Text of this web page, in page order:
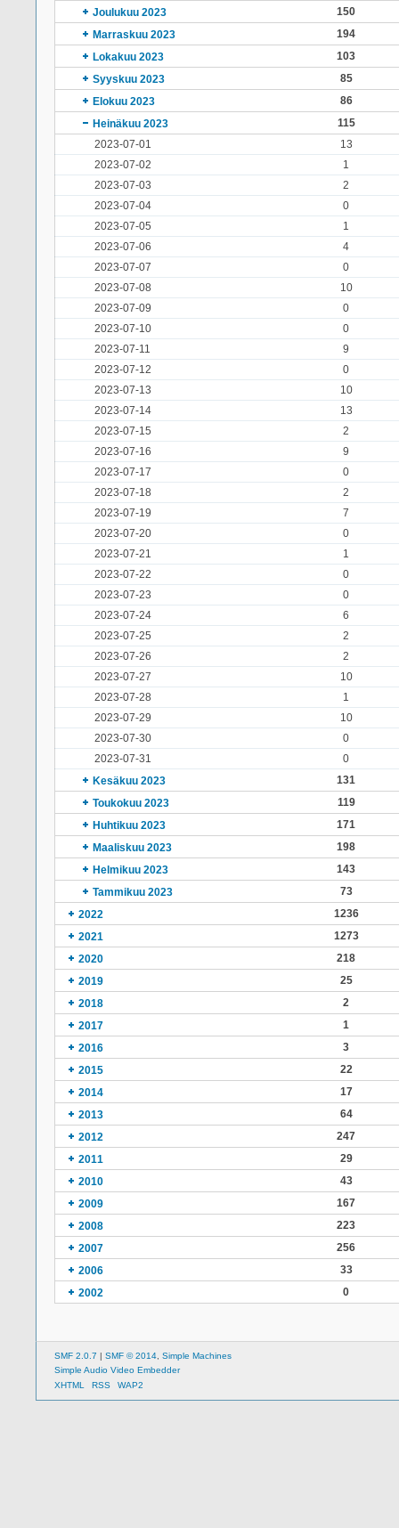
Joulukuu 2023
150
Marraskuu 2023
194
Lokakuu 2023
103
Syyskuu 2023
85
Elokuu 2023
86
Heinäkuu 2023
115
2023-07-01
13
2023-07-02
1
2023-07-03
2
2023-07-04
0
2023-07-05
1
2023-07-06
4
2023-07-07
0
2023-07-08
10
2023-07-09
0
2023-07-10
0
2023-07-11
9
2023-07-12
0
2023-07-13
10
2023-07-14
13
2023-07-15
2
2023-07-16
9
2023-07-17
0
2023-07-18
2
2023-07-19
7
2023-07-20
0
2023-07-21
1
2023-07-22
0
2023-07-23
0
2023-07-24
6
2023-07-25
2
2023-07-26
2
2023-07-27
10
2023-07-28
1
2023-07-29
10
2023-07-30
0
2023-07-31
0
Kesäkuu 2023
131
Toukokuu 2023
119
Huhtikuu 2023
171
Maaliskuu 2023
198
Helmikuu 2023
143
Tammikuu 2023
73
2022
1236
2021
1273
2020
218
2019
25
2018
2
2017
1
2016
3
2015
22
2014
17
2013
64
2012
247
2011
29
2010
43
2009
167
2008
223
2007
256
2006
33
2002
0
SMF 2.0.7 | SMF © 2014 Simple Machines
Simple Audio Video Embedder
XHTML
RSS WAP2